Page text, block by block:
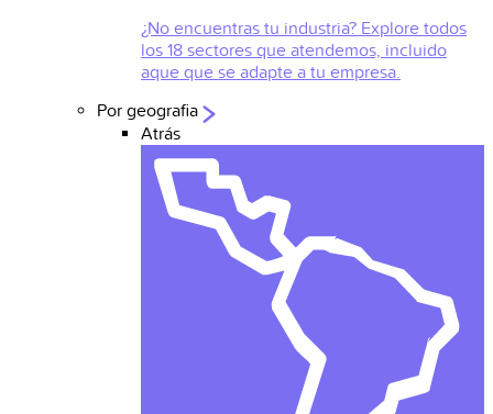
¿No encuentras tu industria? Explore todos
los 18 sectores que atendemos, incluido
aque que se adapte a tu empresa.
Por geografia
Atrás